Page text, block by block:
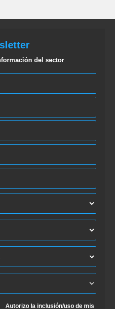
del sector
Autorizo la inclusión/uso de mis